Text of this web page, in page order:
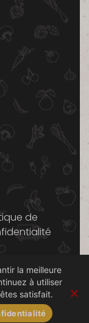
de
la meilleure
à utiliser
satisfait.